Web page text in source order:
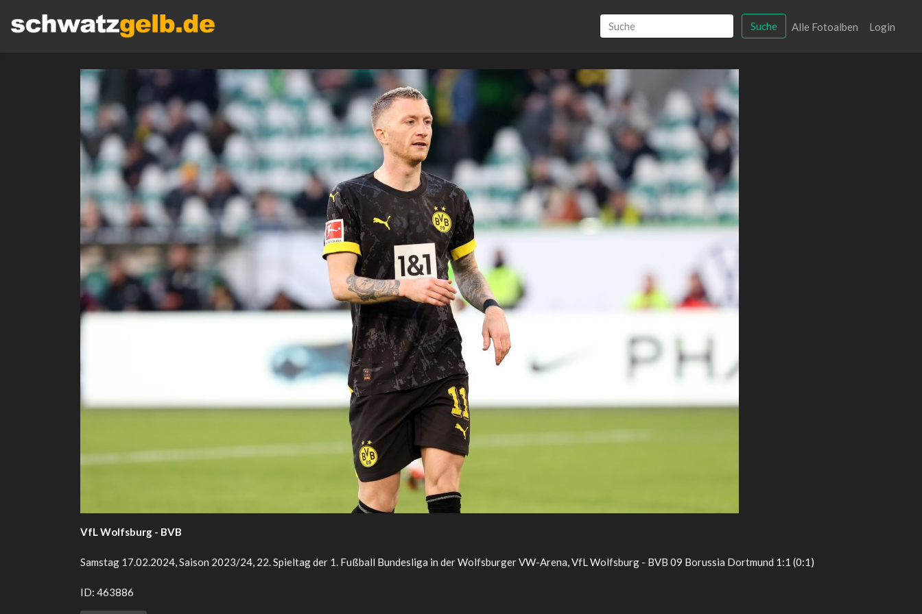
Suche Alle Fotoalben Login
VfL Wolfsburg - BVB
Samstag 17.02.2024, Saison 2023/24, 22. Spieltag der 1. Fußball Bundesliga in der Wolfsburger VW-Arena, VfL Wolfsburg - BVB 09 Borussia Dortmund 1:1 (0:1)
ID: 463886